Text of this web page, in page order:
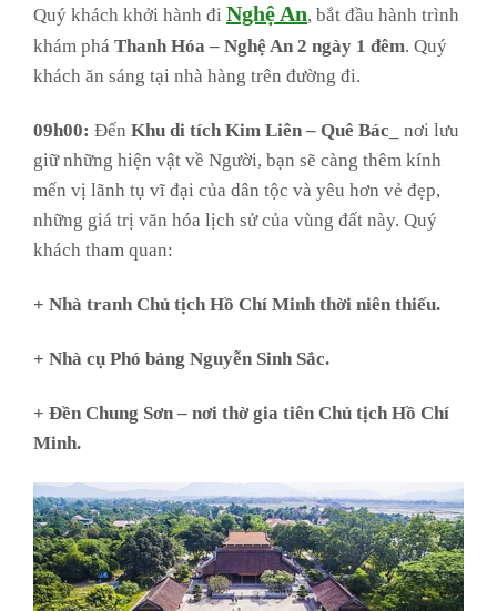
Quý khách khởi hành đi Nghệ An, bắt đầu hành trình
khám phá Thanh Hóa – Nghệ An 2 ngày 1 đêm. Quý
khách ăn sáng tại nhà hàng trên đường đi.
09h00: Đến Khu di tích Kim Liên – Quê Bác_
nơi lưu
giữ những hiện vật về Người, bạn sẽ càng thêm kính
mến vị lãnh tụ vĩ đại của dân tộc và yêu hơn vẻ đẹp,
những giá trị văn hóa lịch sử của vùng đất này. Quý
khách tham quan:
+ Nhà tranh Chủ tịch Hồ Chí Minh thời niên thiếu.
+ Nhà cụ Phó bảng Nguyễn Sinh Sắc.
+ Đền Chung Sơn – nơi thờ gia tiên Chủ tịch Hồ Chí
Minh.